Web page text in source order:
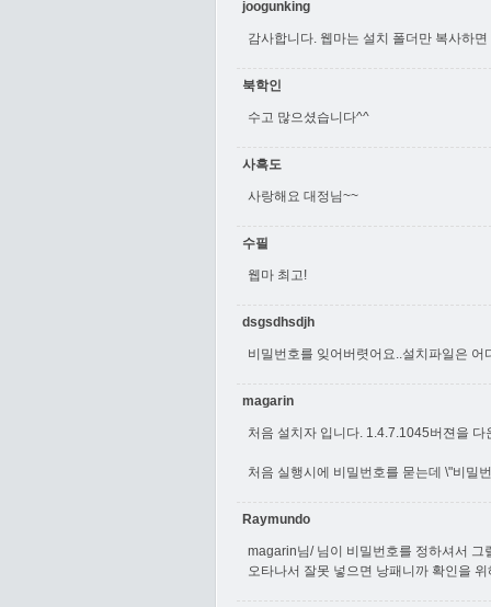
joogunking
감사합니다. 웹마는 설치 폴더만 복사하
북학인
수고 많으셨습니다^^
사흑도
사랑해요 대정님~~
수필
웹마 최고!
dsgsdhsdjh
비밀번호를 잊어버렷어요..설치파일은 어
magarin
처음 설치자 입니다. 1.4.7.1045버젼을
처음 실행시에 비밀번호를 묻는데 \"비밀
Raymundo
magarin님/ 님이 비밀번호를 정하셔서 그
오타나서 잘못 넣으면 낭패니까 확인을